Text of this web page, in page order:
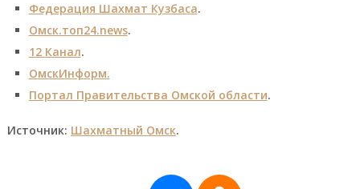
Федерация Шахмат Кузбаса.
Омск.топ24.news.
12 Канал.
ОмскИнформ.
Портал Правительства Омской области.
Источник: Шахматный Омск.